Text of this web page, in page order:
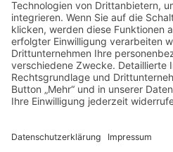
grüngeringelter Freizeitpark
Camping
Gäste-Guests-Gość Book